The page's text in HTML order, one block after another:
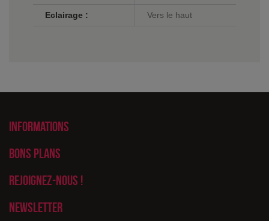
Eclairage : Vers le haut
Informations
Bons plans
Rejoignez-nous !
Newsletter